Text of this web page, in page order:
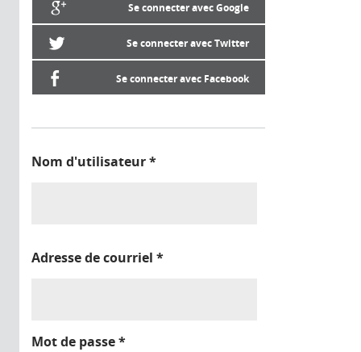
Se connecter avec Google
Se connecter avec Twitter
Se connecter avec Facebook
Nom d'utilisateur*
Adresse de courriel *
Mot de passe*